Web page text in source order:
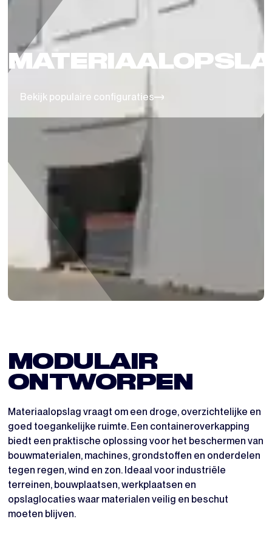
Bekijk populaire configuraties
MODULAIR
ONTWORPEN
Materiaalopslag vraagt om een droge, overzichtelijke en
goed toegankelijke ruimte. Een containeroverkapping
biedt een praktische oplossing voor het beschermen van
bouwmaterialen, machines, grondstoffen en onderdelen
tegen regen, wind en zon. Ideaal voor industriële
terreinen, bouwplaatsen, werkplaatsen en
opslaglocaties waar materialen veilig en beschut
moeten blijven.